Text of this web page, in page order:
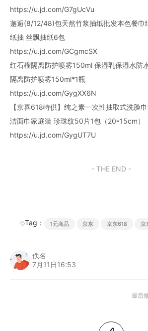
https://u.jd.com/G7gUcVu
邂逅(8/12/48)包天然竹浆抽纸批发本色餐巾
纸抽 丝飘抽纸6包
https://u.jd.com/GCgmcSX
红石榴隔离防护喷雾150ml 保湿乳保湿水防
隔离防护喷雾150ml*1瓶
https://u.jd.com/GygXX6N
【京喜618特供】纯之素一次性抽取式洗脸
洁面巾家庭装 珍珠纹50片1包（20*15cm）
https://u.jd.com/GygUT7U
- THE END -
Tag： 1元商品 京东 京东618 京
佚名
7月11日16:53
最后